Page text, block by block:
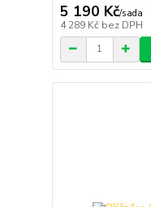
5 190 Kč/sada
4 289 Kč bez DPH